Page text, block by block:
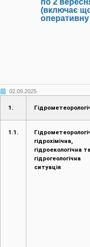
по 2
(включає
02.09.2025
1.
1.1.
гідрохімічна,
гідроекологічна та
гідрогеологічна
ситуація